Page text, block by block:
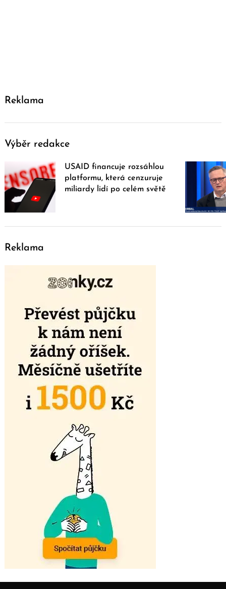
Reklama
Výběr redakce
USAID financuje rozsáhlou
platformu, která cenzuruje
miliardy lidí po celém světě
Reklama